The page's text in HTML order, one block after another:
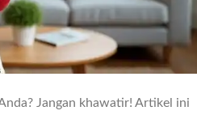
Jangan khawatir! Artikel ini